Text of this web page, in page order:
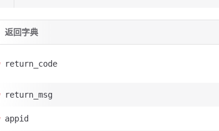
返回字典
return_code
return_msg
appid